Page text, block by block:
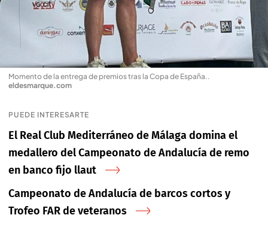
Momento de la entrega de premios tras la Copa de España..
eldesmarque.com
PUEDE INTERESARTE
El Real Club Mediterráneo de Málaga domina el
medallero del Campeonato de Andalucía de remo
en banco fijo llaut
Campeonato de Andalucía de barcos cortos y
Trofeo FAR de veteranos